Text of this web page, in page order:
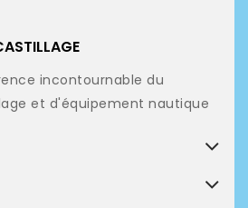
incontournable du
et d'équipement nautique